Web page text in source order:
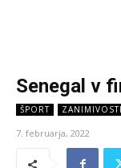
Senegal v
ŠPORT ZANIMIVOSTI
7. februarja, 2022